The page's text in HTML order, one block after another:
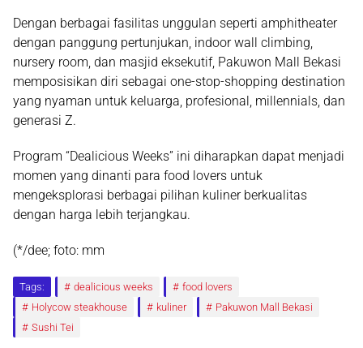
Dengan berbagai fasilitas unggulan seperti amphitheater
dengan panggung pertunjukan, indoor wall climbing,
nursery room, dan masjid eksekutif, Pakuwon Mall Bekasi
memposisikan diri sebagai one-stop-shopping destination
yang nyaman untuk keluarga, profesional, millennials, dan
generasi Z.
Program “Dealicious Weeks” ini diharapkan dapat menjadi
momen yang dinanti para food lovers untuk
mengeksplorasi berbagai pilihan kuliner berkualitas
dengan harga lebih terjangkau.
(*/dee; foto: mm
Tags: dealicious weeks
food lovers
Holycow steakhouse
kuliner
Pakuwon Mall Bekasi
Sushi Tei